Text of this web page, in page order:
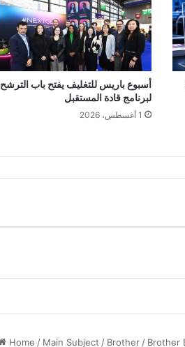
أسبوع باريس للتغليف يفتح باب الترشح
لبرنامج قادة المستقبل
1 أغسطس، 2026